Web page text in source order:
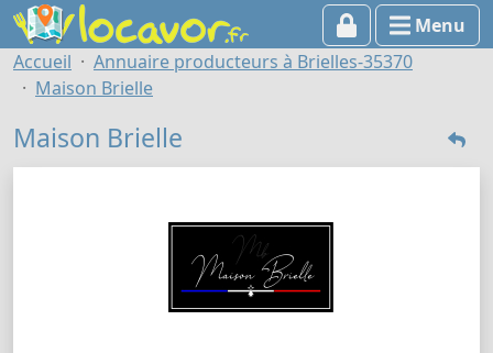
Menu
Accueil
Annuaire producteurs à Brielles-35370
Maison Brielle
Maison Brielle